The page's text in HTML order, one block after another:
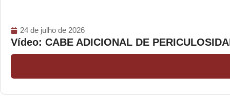
24 de julho de 2026
Vídeo: CABE ADICIONAL DE